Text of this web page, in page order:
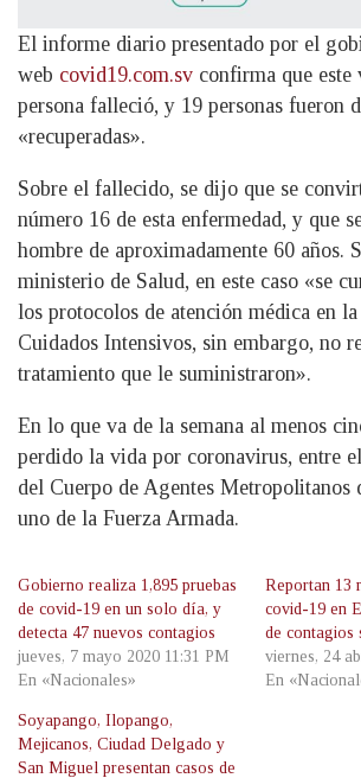
El informe diario presentado por el
web covid19.com.sv confirma que este
persona falleció, y 19 personas fueron
«recuperadas».
Sobre el fallecido, se dijo que se
número 16 de esta enfermedad, y que
hombre de aproximadamente 60 años.
ministerio de Salud, en este caso «se
los protocolos de atención médica en
Cuidados Intensivos, sin embargo, no
tratamiento que le suministraron».
En lo que va de la semana al menos
perdido la vida por coronavirus, entre
del Cuerpo de Agentes Metropolitanos
uno de la Fuerza Armada.
Gobierno realiza 1,895 pruebas
de covid-19 en un solo día, y
detecta 47 nuevos contagios
jueves, 7 mayo 2020 11:31 PM
En «Nacionales»
Reportan 13
covid-19 en
de contagios
viernes, 24
En
Soyapango, Ilopango,
Mejicanos, Ciudad Delgado y
San Miguel presentan casos de